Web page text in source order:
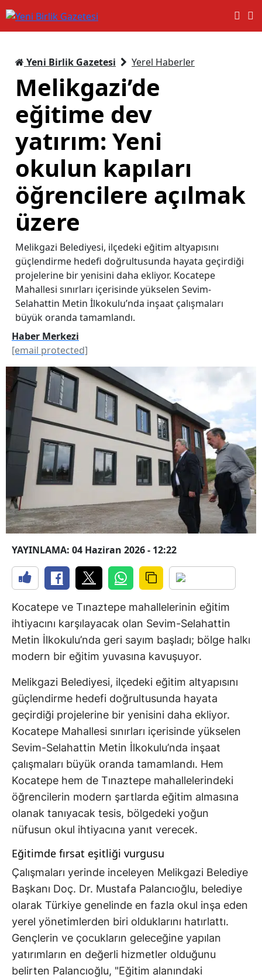
Yeni Birlik Gazetesi Yerel Haberler
Melikgazi’de
eğitime dev
yatırım: Yeni
okulun kapıları
öğrencilere açılmak
üzere
Melikgazi Belediyesi, ilçedeki eğitim altyapısını
güçlendirme hedefi doğrultusunda hayata geçirdiği
projelerine bir yenisini daha ekliyor. Kocatepe
Mahallesi sınırları içerisinde yükselen Sevim-
Selahattin Metin İlkokulu’nda inşaat çalışmaları
büyük oranda tamamlandı.
Haber Merkezi
[email protected]
YAYINLAMA: 04 Haziran 2026 - 12:22
Kocatepe ve Tınaztepe mahallelerinin eğitim
ihtiyacını karşılayacak olan Sevim-Selahattin
Metin İlkokulu’nda geri sayım başladı; bölge halkı
modern bir eğitim yuvasına kavuşuyor.
Melikgazi Belediyesi, ilçedeki eğitim altyapısını
güçlendirme hedefi doğrultusunda hayata
geçirdiği projelerine bir yenisini daha ekliyor.
Kocatepe Mahallesi sınırları içerisinde yükselen
Sevim-Selahattin Metin İlkokulu’nda inşaat
çalışmaları büyük oranda tamamlandı. Hem
Kocatepe hem de Tınaztepe mahallelerindeki
öğrencilerin modern şartlarda eğitim almasına
olanak tanıyacak tesis, bölgedeki yoğun
nüfusun okul ihtiyacına yanıt verecek.
Eğitimde fırsat eşitliği vurgusu
Çalışmaları yerinde inceleyen Melikgazi Belediye
Başkanı Doç. Dr. Mustafa Palancıoğlu, belediye
olarak Türkiye genelinde en fazla okul inşa eden
yerel yönetimlerden biri olduklarını hatırlattı.
Gençlerin ve çocukların geleceğine yapılan
yatırımların en değerli hizmetler olduğunu
belirten Palancıoğlu, "Eğitim alanındaki